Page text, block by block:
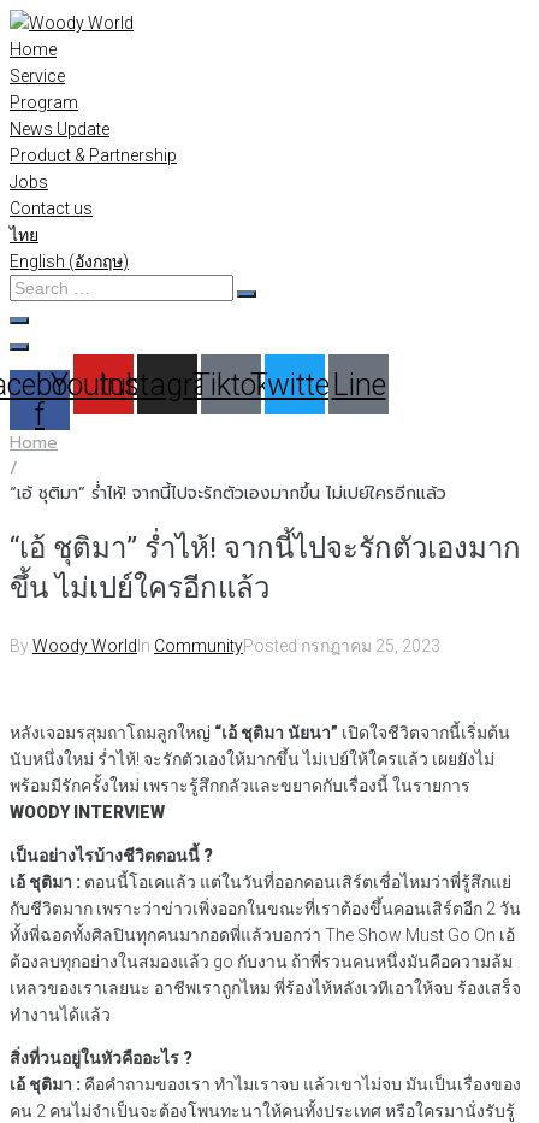
Skip
to
content
Home
Service
Program
News Update
Product & Partnership
Jobs
Contact us
ไทย
English (อังกฤษ)
Search
…
f
Youtube
Instagram
TiktokTwitterLine
Home
/
“เอ้ ชุติมา” ร่ำไห้! จากนี้ไปจะรักตัวเองมากขึ้น ไม่เปย์ใครอีกแล้ว
“เอ้ ชุติมา” ร่ำไห้! จากนี้ไปจะรักตัวเองมาก
ขึ้น ไม่เปย์ใครอีกแล้ว
ByWoody World In CommunityPosted กรกฎาคม 25, 2023
หลังเจอมรสุมถาโถมลูกใหญ่ “เอ้ ชุติมา นัยนา” เปิดใจชีวิตจากนี้เริ่มต้น
นับหนึ่งใหม่ ร่ำไห้! จะรักตัวเองให้มากขึ้น ไม่เปย์ให้ใครแล้ว เผยยังไม่
พร้อมมีรักครั้งใหม่ เพราะรู้สึกกลัวและขยาดกับเรื่องนี้ ในรายการ
WOODY INTERVIEW
เป็นอย่างไรบ้างชีวิตตอนนี้ ?
เอ้ ชุติมา : ตอนนี้โอเคแล้ว แต่ในวันที่ออกคอนเสิร์ตเชื่อไหมว่าพี่รู้สึกแย่
กับชีวิตมาก เพราะว่าข่าวเพิ่งออกในขณะที่เราต้องขึ้นคอนเสิร์ตอีก 2 วัน
ทั้งพี่ฉอดทั้งศิลปินทุกคนมากอดพี่แล้วบอกว่า The Show Must Go On เอ้
ต้องลบทุกอย่างในสมองแล้ว go กับงาน ถ้าพี่รวนคนหนึ่งมันคือความล้ม
เหลวของเราเลยนะ อาชีพเราถูกไหม พี่ร้องไห้หลังเวทีเอาให้จบ ร้องเสร็จ
ทำงานได้แล้ว
สิ่งที่วนอยู่ในหัวคืออะไร ?
เอ้ ชุติมา : คือคำถามของเรา ทำไมเราจบ แล้วเขาไม่จบ มันเป็นเรื่องของ
คน 2 คนไม่จำเป็นจะต้องโพนทะนาให้คนทั้งประเทศ หรือใครมานั่งรับรู้